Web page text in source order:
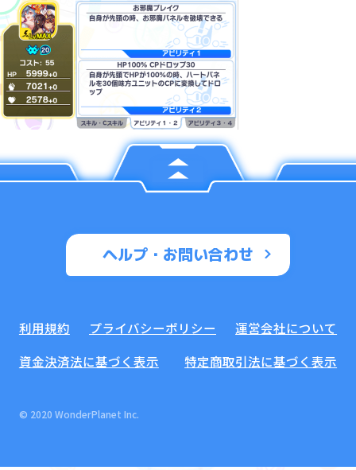
ヘルプ・お問い合わせ
利用規約 プライバシーポリシー
運営会社について
資金決済法に基づく表示
特定商取引法に基づく表示
© 2020 WonderPlanet Inc.